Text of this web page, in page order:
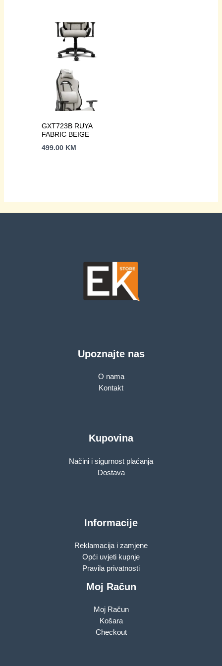
GXT723B RUYA
FABRIC BEIGE
499.00 KM
Upoznajte nas
O nama
Kontakt
Kupovina
Načini i sigurnost plaćanja
Dostava
Informacije
Reklamacija i zamjene
Opći uvjeti kupnje
Pravila privatnosti
Moj Račun
Moj Račun
Košara
Checkout